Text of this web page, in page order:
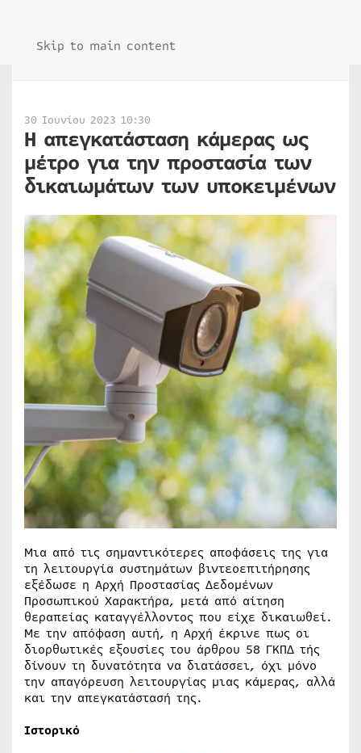
Skip to main content
30 Ιουνίου 2023 10:30
Η απεγκατάσταση κάμερας ως
μέτρο για την προστασία των
δικαιωμάτων των υποκειμένων
Μια από τις σημαντικότερες αποφάσεις της για
τη λειτουργία συστημάτων βιντεοεπιτήρησης
εξέδωσε η Αρχή Προστασίας Δεδομένων
Προσωπικού Χαρακτήρα, μετά από αίτηση
θεραπείας καταγγέλλοντος που είχε δικαιωθεί.
Με την απόφαση αυτή, η Αρχή έκρινε πως οι
διορθωτικές εξουσίες του άρθρου 58 ΓΚΠΔ τής
δίνουν τη δυνατότητα να διατάσσει, όχι μόνο
την απαγόρευση λειτουργίας μιας κάμερας, αλλά
και την απεγκατάστασή της.
Ιστορικό